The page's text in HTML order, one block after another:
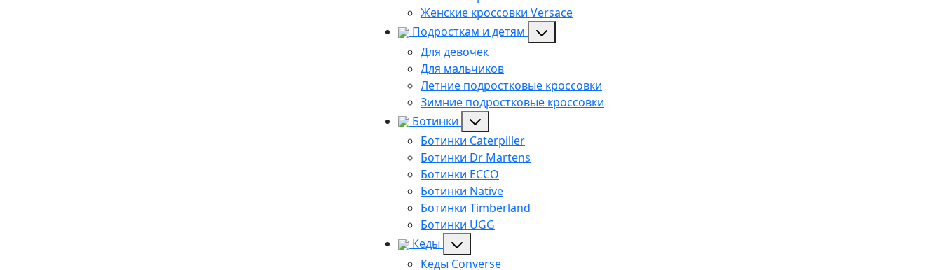
Женские кроссовки Versace
Подросткам и детям
Для девочек
Для мальчиков
Летние подростковые кроссовки
Зимние подростковые кроссовки
Ботинки
Ботинки Caterpiller
Ботинки Dr Martens
Ботинки ECCO
Ботинки Native
Ботинки Timberland
Ботинки UGG
Кеды
Кеды Converse